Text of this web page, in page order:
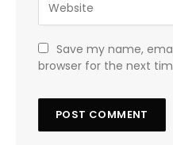
Save my name,
browser for the next